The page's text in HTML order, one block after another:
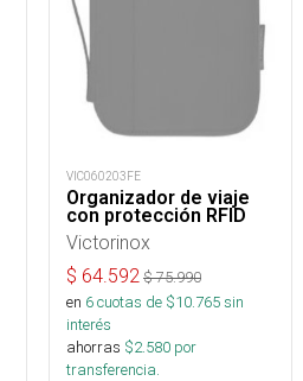
VIC060203FE
Organizador de viaje
con protección RFID
Victorinox
$ 64.592 $75.990
en 6cuotas de $10.765sin
interés
ahorras $2.580 por
transferencia.